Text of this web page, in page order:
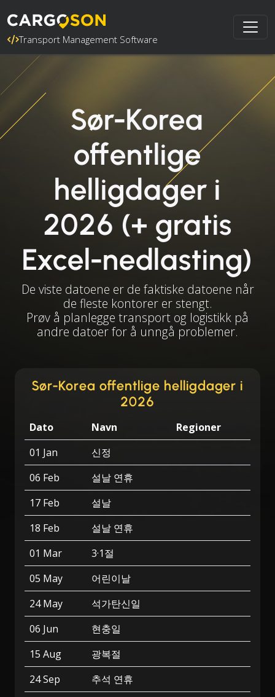
Transport Management Software
Sør-Korea
offentlige
helligdager i
2026 (+ gratis
Excel-nedlasting)
De viste datoene er de faktiske datoene når
de fleste kontorer er stengt.
Prøv å planlegge transport og logistikk på
andre datoer for å unngå problemer.
Sør-Korea offentlige helligdager i
2026
Dato Navn
Regioner
01 Jan
신정
06 Feb
설날 연휴
17 Feb
설날
18 Feb
설날 연휴
01 Mar
3·1절
05 May
어린이날
24 May
석가탄신일
06 Jun
현충일
15 Aug
광복절
24 Sep
추석 연휴